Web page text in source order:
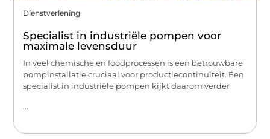
Dienstverlening
Specialist in industriële pompen voor
maximale levensduur
In veel chemische en foodprocessen is een betrouwbare
pompinstallatie cruciaal voor productiecontinuïteit. Een
specialist in industriële pompen kijkt daarom verder
...